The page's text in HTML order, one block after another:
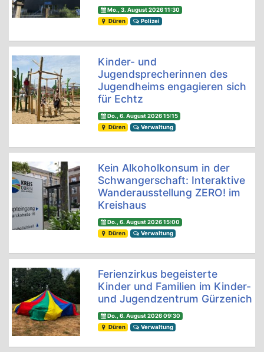
Mo., 3. August 2026 11:30
Düren
Polizei
Kinder- und
Jugendsprecherinnen des
Jugendheims engagieren sich
für Echtz
Do., 6. August 2026 15:15
Düren
Verwaltung
Kein Alkoholkonsum in der
Schwangerschaft: Interaktive
Wanderausstellung ZERO! im
Kreishaus
Do., 6. August 2026 15:00
Düren
Verwaltung
Ferienzirkus begeisterte
Kinder und Familien im Kinder-
und Jugendzentrum Gürzenich
Do., 6. August 2026 09:30
Düren
Verwaltung